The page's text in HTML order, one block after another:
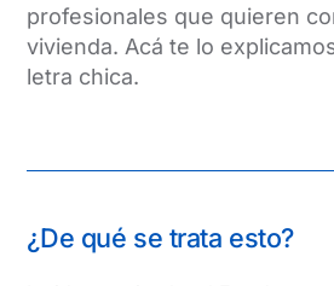
profesionales que quieren
vivienda. Acá te lo
letra chica.
¿De qué se trata esto?